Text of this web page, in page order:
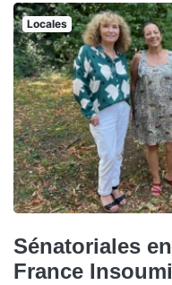
Locales
Sénatoriales
France